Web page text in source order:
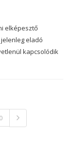
elképesztő
eladó
kapcsolódik